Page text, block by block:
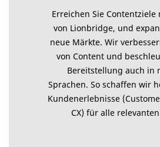
Erreichen Sie Contentziele
von Lionbridge, und
neue Märkte. Wir
von Content und
Bereitstellung auch in
Sprachen. So schaffen wir
Kundenerlebnisse
CX) für alle